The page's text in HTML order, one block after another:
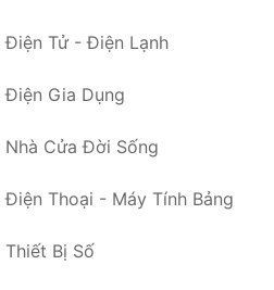
Điện Tử - Điện Lạnh
Điện Gia Dụng
Nhà Cửa Đời Sống
Điện Thoại - Máy Tính Bảng
Thiết Bị Số